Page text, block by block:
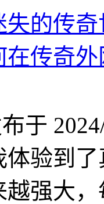
失的传
在传奇
于
体验到
越强大